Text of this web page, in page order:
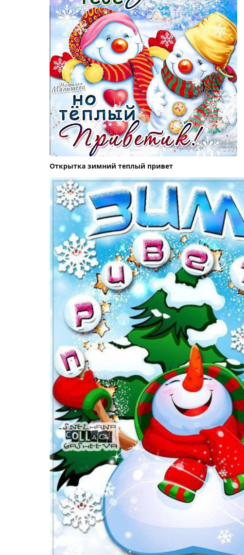
Открытка зимний теплый привет